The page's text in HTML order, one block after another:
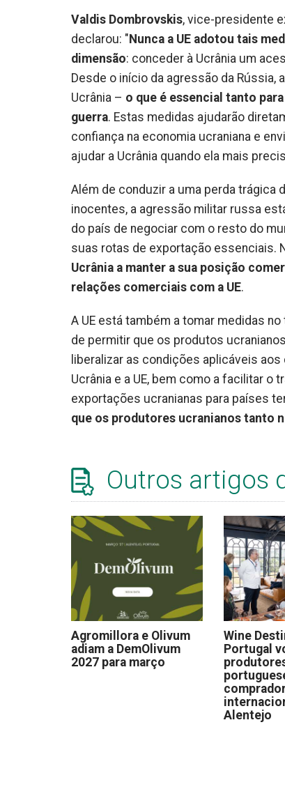
Valdis Dombrovskis, vice-presidente
declarou: "Nunca a UE adotou tais
dimensão: conceder à Ucrânia um
Desde o início da agressão da Rússia,
Ucrânia – o que é essencial tanto
guerra. Estas medidas ajudarão
confiança na economia ucraniana e
ajudar a Ucrânia quando ela mais
Além de conduzir a uma perda trágica
inocentes, a agressão militar russa
do país de negociar com o resto do
suas rotas de exportação essenciais.
Ucrânia a manter a sua posição
relações comerciais com a UE.
A UE está também a tomar medidas no
de permitir que os produtos
liberalizar as condições aplicáveis
Ucrânia e a UE, bem como a facilitar o
exportações ucranianas para países
que os produtores ucranianos tanto
Outros artigos
Agromillora e Olivum
adiam a DemOlivum
2027 para março
Wine
Portugal
Alentejo